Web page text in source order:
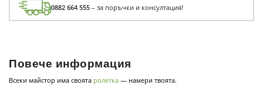
0882 664 555 – за поръчки и консултация!
Повече информация
Всеки майстор има своята ролетка — намери твоята.